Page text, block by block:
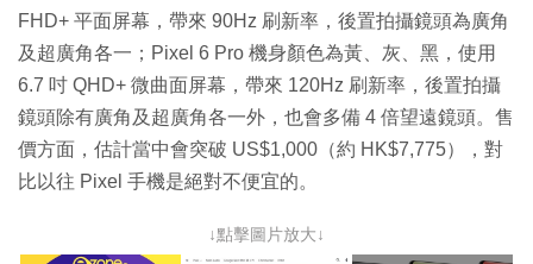
FHD+ 平面屏幕，帶來 90Hz 刷新率，後置拍攝鏡頭為廣角
及超廣角各一；Pixel 6 Pro 機身顏色為黃、灰、黑，使用
6.7 吋 QHD+ 微曲面屏幕，帶來 120Hz 刷新率，後置拍攝
鏡頭除有廣角及超廣角各一外，也會多備 4 倍望遠鏡頭。售
價方面，估計當中會突破 US$1,000（約 HK$7,775），對
比以往 Pixel 手機是絕對不便宜的。
↓點擊圖片放大↓